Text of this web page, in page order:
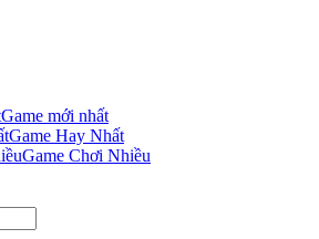
Game mới nhất
Game Hay Nhất
Game Chơi Nhiều